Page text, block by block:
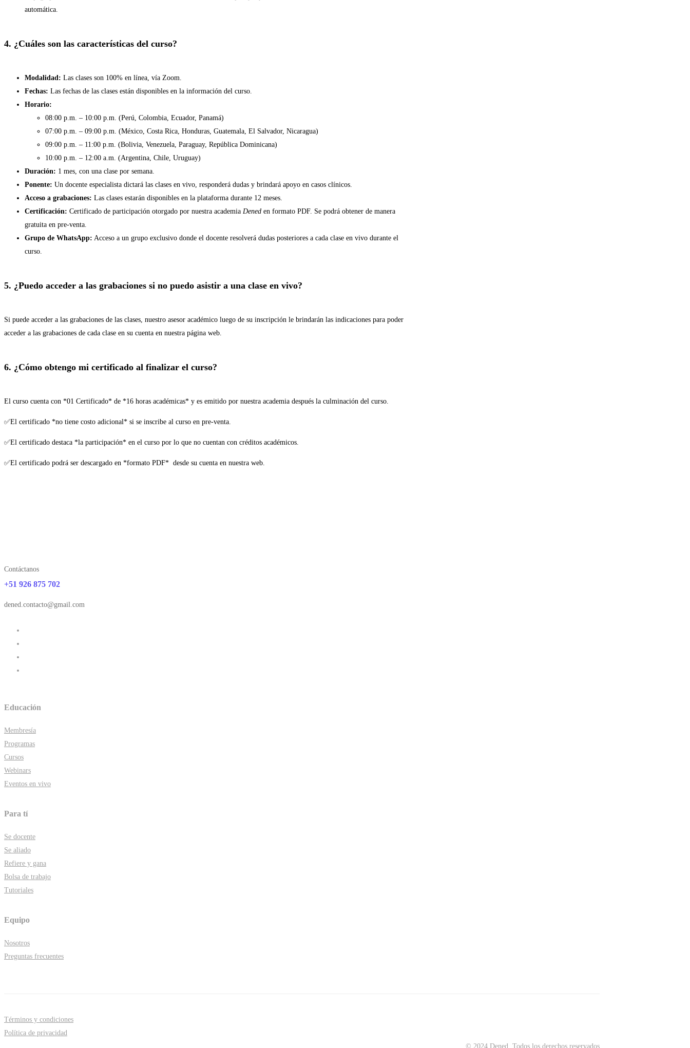
automática.
4. ¿Cuáles son las características del curso?
Modalidad: Las clases son 100% en línea, vía Zoom.
Fechas: Las fechas de las clases están disponibles en la información del curso.
Horario:
08:00 p.m. – 10:00 p.m. (Perú, Colombia, Ecuador, Panamá)
07:00 p.m. – 09:00 p.m. (México, Costa Rica, Honduras, Guatemala, El Salvador, Nicaragua)
09:00 p.m. – 11:00 p.m. (Bolivia, Venezuela, Paraguay, República Dominicana)
10:00 p.m. – 12:00 a.m. (Argentina, Chile, Uruguay)
Duración: 1 mes, con una clase por semana.
Ponente: Un docente especialista dictará las clases en vivo, responderá dudas y brindará apoyo en casos clínicos.
Acceso a grabaciones: Las clases estarán disponibles en la plataforma durante 12 meses.
Certificación: Certificado de participación otorgado por nuestra academia Dened en formato PDF. Se podrá obtener de manera
gratuita en pre-venta.
Grupo de WhatsApp: Acceso a un grupo exclusivo donde el docente resolverá dudas posteriores a cada clase en vivo durante el
curso.
5. ¿Puedo acceder a las grabaciones si no puedo asistir a una clase en vivo?
Si puede acceder a las grabaciones de las clases, nuestro asesor académico luego de su inscripción le brindarán las indicaciones para poder
acceder a las grabaciones de cada clase en su cuenta en nuestra página web.
6. ¿Cómo obtengo mi certificado al finalizar el curso?
El curso cuenta con *01 Certificado* de *16 horas académicas* y es emitido por nuestra academia después la culminación del curso.
✅El certificado *no tiene costo adicional* si se inscribe al curso en pre-venta.
✅El certificado destaca *la participación* en el curso por lo que no cuentan con créditos académicos.
✅El certificado podrá ser descargado en *formato PDF* desde su cuenta en nuestra web.
Contáctanos
+51 926 875 702
dened.contacto@gmail.com
Educación
Membresía
Programas
Cursos
Webinars
Eventos en vivo
Para tí
Se docente
Se aliado
Refiere y gana
Bolsa de trabajo
Tutoriales
Equipo
Nosotros
Preguntas frecuentes
Términos y condiciones
Política de privacidad
© 2024 Dened. Todos los derechos reservados